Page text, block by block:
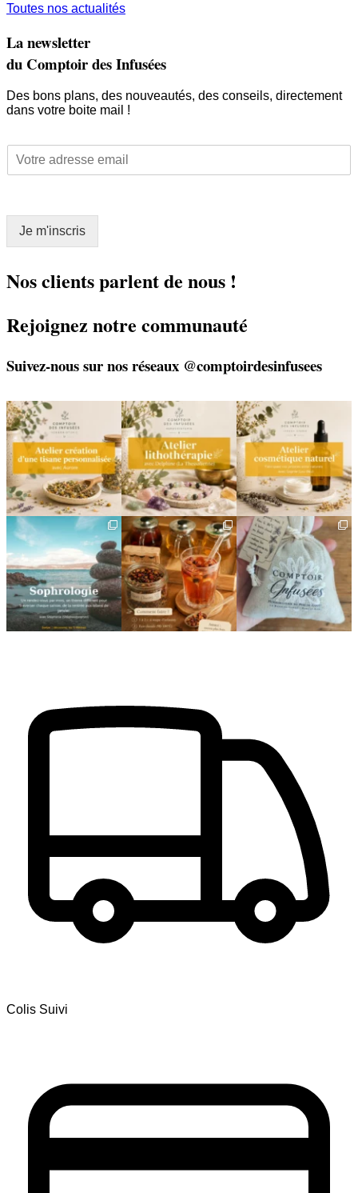
Toutes nos actualités
La newsletter
du Comptoir des Infusées
Des bons plans, des nouveautés, des conseils, directement
dans votre boite mail !
E
m
a
l
Je m'inscris
Nos clients parlent de nous !
Rejoignez notre communauté
Suivez-nous sur nos réseaux @comptoirdesinfusees
🌿 Créez votre tisane sur-
mesure
Un...
9 0
🌿 Un bracelet
énergétique, juste pour
vous
...
2 0
🌿 Deux rendez-vous
cosmétiques avec Sophie
(Lou...
6 0
🌿 Cinq mois, cinq façons
de souffler
...
8 1
Deux visages, une même
philosophie 🌿
Le...
11 0
🎁 L`attention qui fait
plaisir — et qui vous...
24 2
Colis Suivi